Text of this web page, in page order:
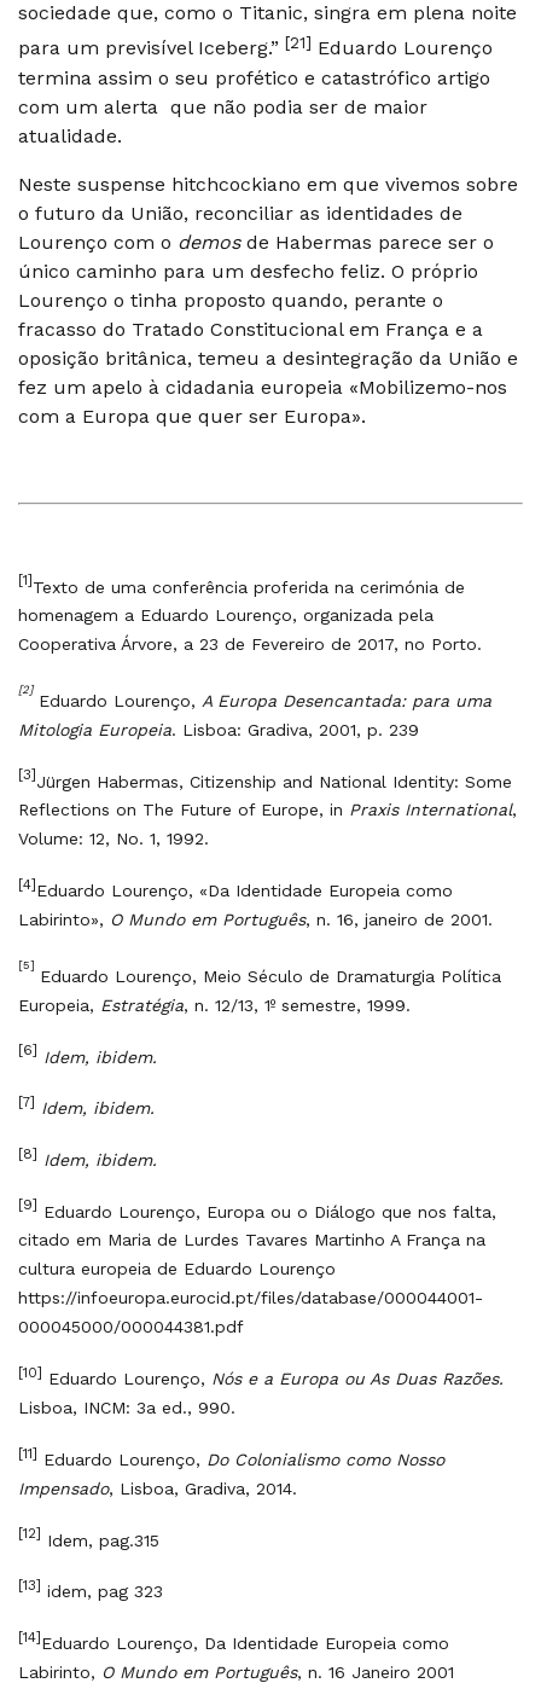
sociedade que, como o Titanic, singra em plena noite
para um previsível Iceberg.” [21] Eduardo Lourenço
termina assim o seu profético e catastrófico artigo
com um alerta que não podia ser de maior
atualidade.
Neste suspense hitchcockiano em que vivemos sobre
o futuro da União, reconciliar as identidades de
Lourenço com o demosde Habermas parece ser o
único caminho para um desfecho feliz. O próprio
Lourenço o tinha proposto quando, perante o
fracasso do Tratado Constitucional em França e a
oposição britânica, temeu a desintegração da União e
fez um apelo à cidadania europeia «Mobilizemo-nos
com a Europa que quer ser Europa».
[1] Texto de uma conferência proferida na cerimónia de
homenagem a Eduardo Lourenço, organizada pela
Cooperativa Árvore, a 23 de Fevereiro de 2017, no Porto.
[2]
Eduardo Lourenço, A Europa Desencantada: para uma
Mitologia Europeia. Lisboa: Gradiva, 2001, p. 239
[3] Jürgen Habermas, Citizenship and National Identity: Some
Reflections on The Future of Europe, in Praxis International,
Volume: 12, No. 1, 1992.
[4] Eduardo Lourenço, «Da Identidade Europeia como
Labirinto», O Mundo em Português, n. 16, janeiro de 2001.
[5]
Eduardo Lourenço, Meio Século de Dramaturgia Política
Europeia, Estratégia, n. 12/13, 1º semestre, 1999.
[6] Idem, ibidem.
[7] Idem, ibidem.
[8] Idem, ibidem.
[9] Eduardo Lourenço, Europa ou o Diálogo que nos falta,
citado em Maria de Lurdes Tavares Martinho A França na
cultura europeia de Eduardo Lourenço
https://infoeuropa.eurocid.pt/files/database/000044001-
000045000/000044381.pdf
[10] Eduardo Lourenço, Nós e a Europa ou As Duas Razões.
Lisboa, INCM: 3a ed., 990.
[11] Eduardo Lourenço, Do Colonialismo como Nosso
Impensado, Lisboa, Gradiva, 2014.
[12] Idem, pag.315
[13] idem, pag 323
[14]Eduardo Lourenço, Da Identidade Europeia como
Labirinto, O Mundo em Português, n. 16 Janeiro 2001